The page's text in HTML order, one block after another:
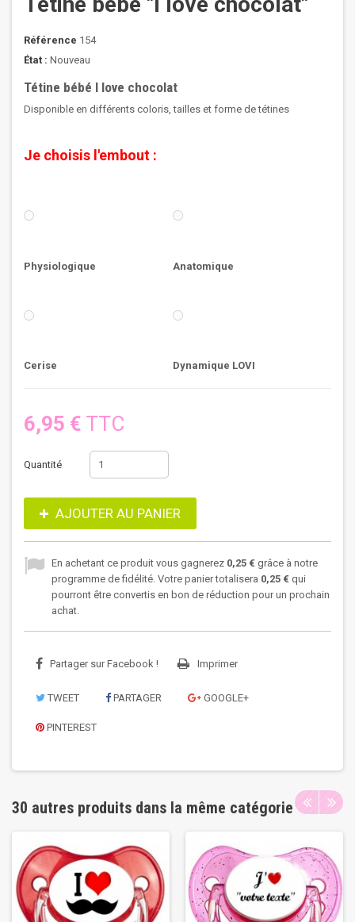
Référence 154
État : Nouveau
Tétine bébé I love chocolat
Disponible en différents coloris, tailles et forme de tétines
Je choisis l'embout :
Physiologique Anatomique
Cerise Dynamique LOVI
6,95 € TTC
Quantité
AJOUTER AU PANIER
En achetant ce produit vous gagnerez 0,25 € grâce à notre
programme de fidélité. Votre panier totalisera 0,25 € qui
pourront être convertis en bon de réduction pour un prochain
achat.
Partager sur Facebook ! Imprimer
TWEET PARTAGER GOOGLE+
PINTEREST
30 autres produits dans la même catégorie